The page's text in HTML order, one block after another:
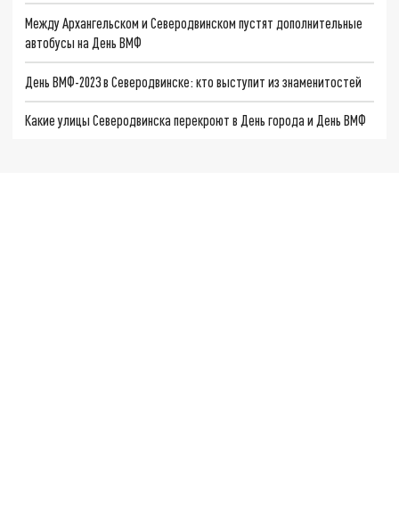
Между Архангельском и Северодвинском пустят дополнительные
автобусы на День ВМФ
День ВМФ-2023 в Северодвинске: кто выступит из знаменитостей
Какие улицы Северодвинска перекроют в День города и День ВМФ